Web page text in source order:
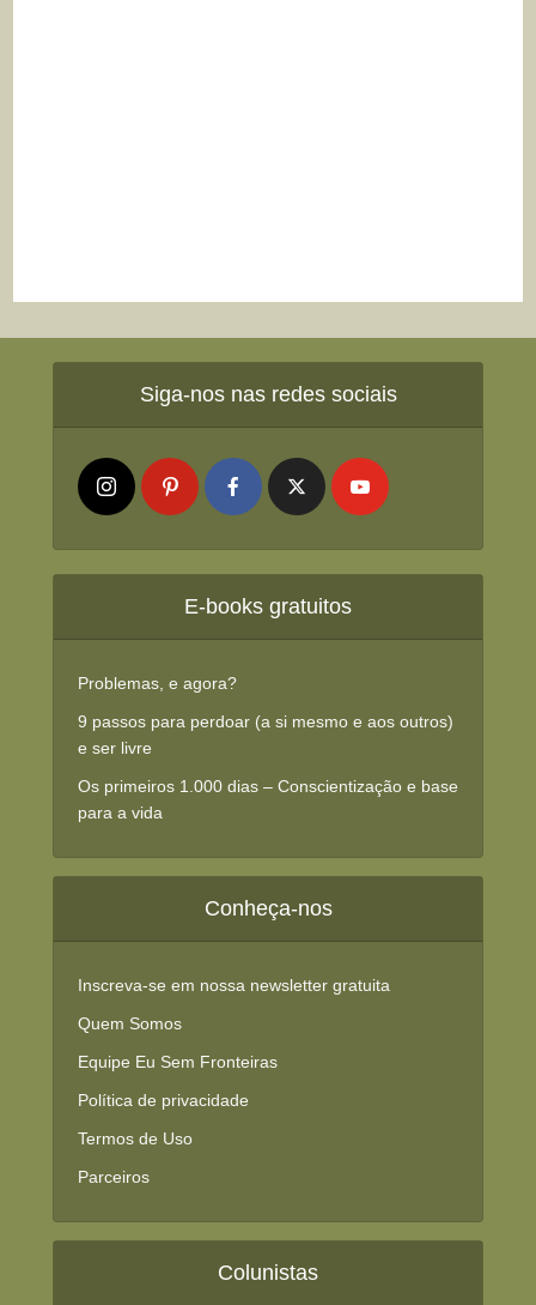
Siga-nos nas redes sociais
E-books gratuitos
Problemas, e agora?
9 passos para perdoar (a si mesmo e aos outros)
e ser livre
Os primeiros 1.000 dias – Conscientização e base
para a vida
Conheça-nos
Inscreva-se em nossa newsletter gratuita
Quem Somos
Equipe Eu Sem Fronteiras
Política de privacidade
Termos de Uso
Parceiros
Colunistas